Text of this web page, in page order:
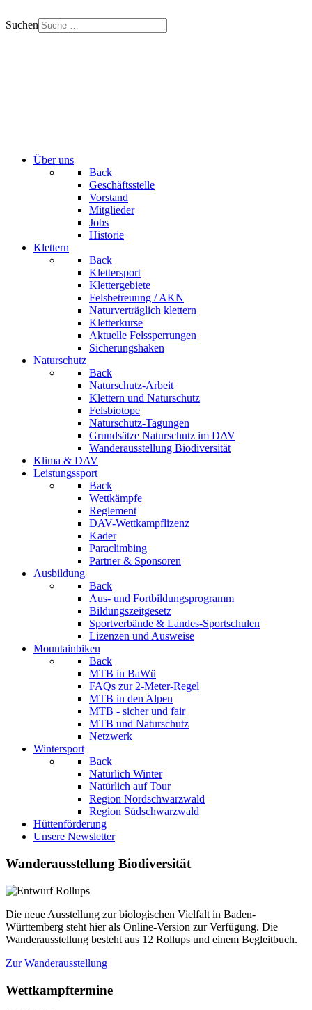
Suchen
Über uns
Back
Geschäftsstelle
Vorstand
Mitglieder
Jobs
Historie
Klettern
Back
Klettersport
Klettergebiete
Felsbetreuung / AKN
Naturverträglich klettern
Kletterkurse
Aktuelle Felssperrungen
Sicherungshaken
Naturschutz
Back
Naturschutz-Arbeit
Klettern und Naturschutz
Felsbiotope
Naturschutz-Tagungen
Grundsätze Naturschutz im DAV
Wanderausstellung Biodiversität
Klima & DAV
Leistungssport
Back
Wettkämpfe
Reglement
DAV-Wettkampflizenz
Kader
Paraclimbing
Partner & Sponsoren
Ausbildung
Back
Aus- und Fortbildungsprogramm
Bildungszeitgesetz
Sportverbände & Landes-Sportschulen
Lizenzen und Ausweise
Mountainbiken
Back
MTB in BaWü
FAQs zur 2-Meter-Regel
MTB in den Alpen
MTB - sicher und fair
MTB und Naturschutz
Netzwerk
Wintersport
Back
Natürlich Winter
Natürlich auf Tour
Region Nordschwarzwald
Region Südschwarzwald
Hüttenförderung
Unsere Newsletter
Wanderausstellung Biodiversität
Die neue Ausstellung zur biologischen Vielfalt in Baden-
Württemberg steht hier als Online-Version zur Verfügung. Die
Wanderausstellung besteht aus 12 Rollups und einem Begleitbuch.
Zur Wanderausstellung
Wettkampftermine